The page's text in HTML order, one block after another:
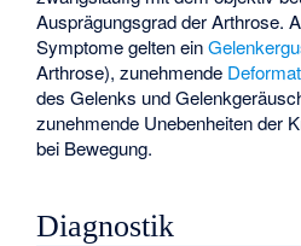
Ausprägungsgrad der Arthrose.
Symptome gelten ein
Arthrose), zunehmende
des Gelenks und
zunehmende Unebenheiten der
bei Bewegung.
Diagnostik